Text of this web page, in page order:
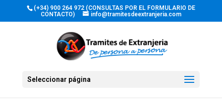
(+34) 900 264 972 (CONSULTAS POR EL FORMULARIO DE
CONTACTO)
info@tramitesdeextranjeria.com
Seleccionar página